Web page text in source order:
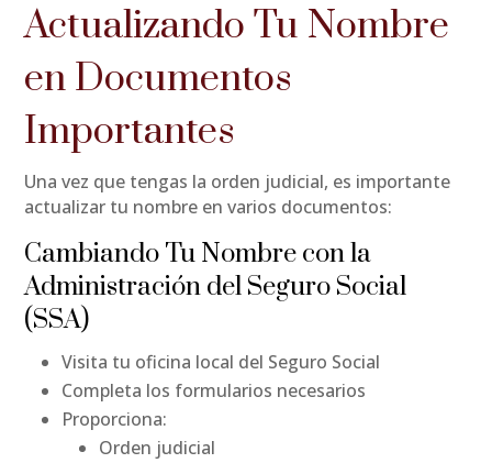
Actualizando Tu Nombre
en Documentos
Importantes
Una vez que tengas la orden judicial, es importante
actualizar tu nombre en varios documentos:
Cambiando Tu Nombre con la
Administración del Seguro Social
(SSA)
Visita tu oficina local del Seguro Social
Completa los formularios necesarios
Proporciona:
Orden judicial